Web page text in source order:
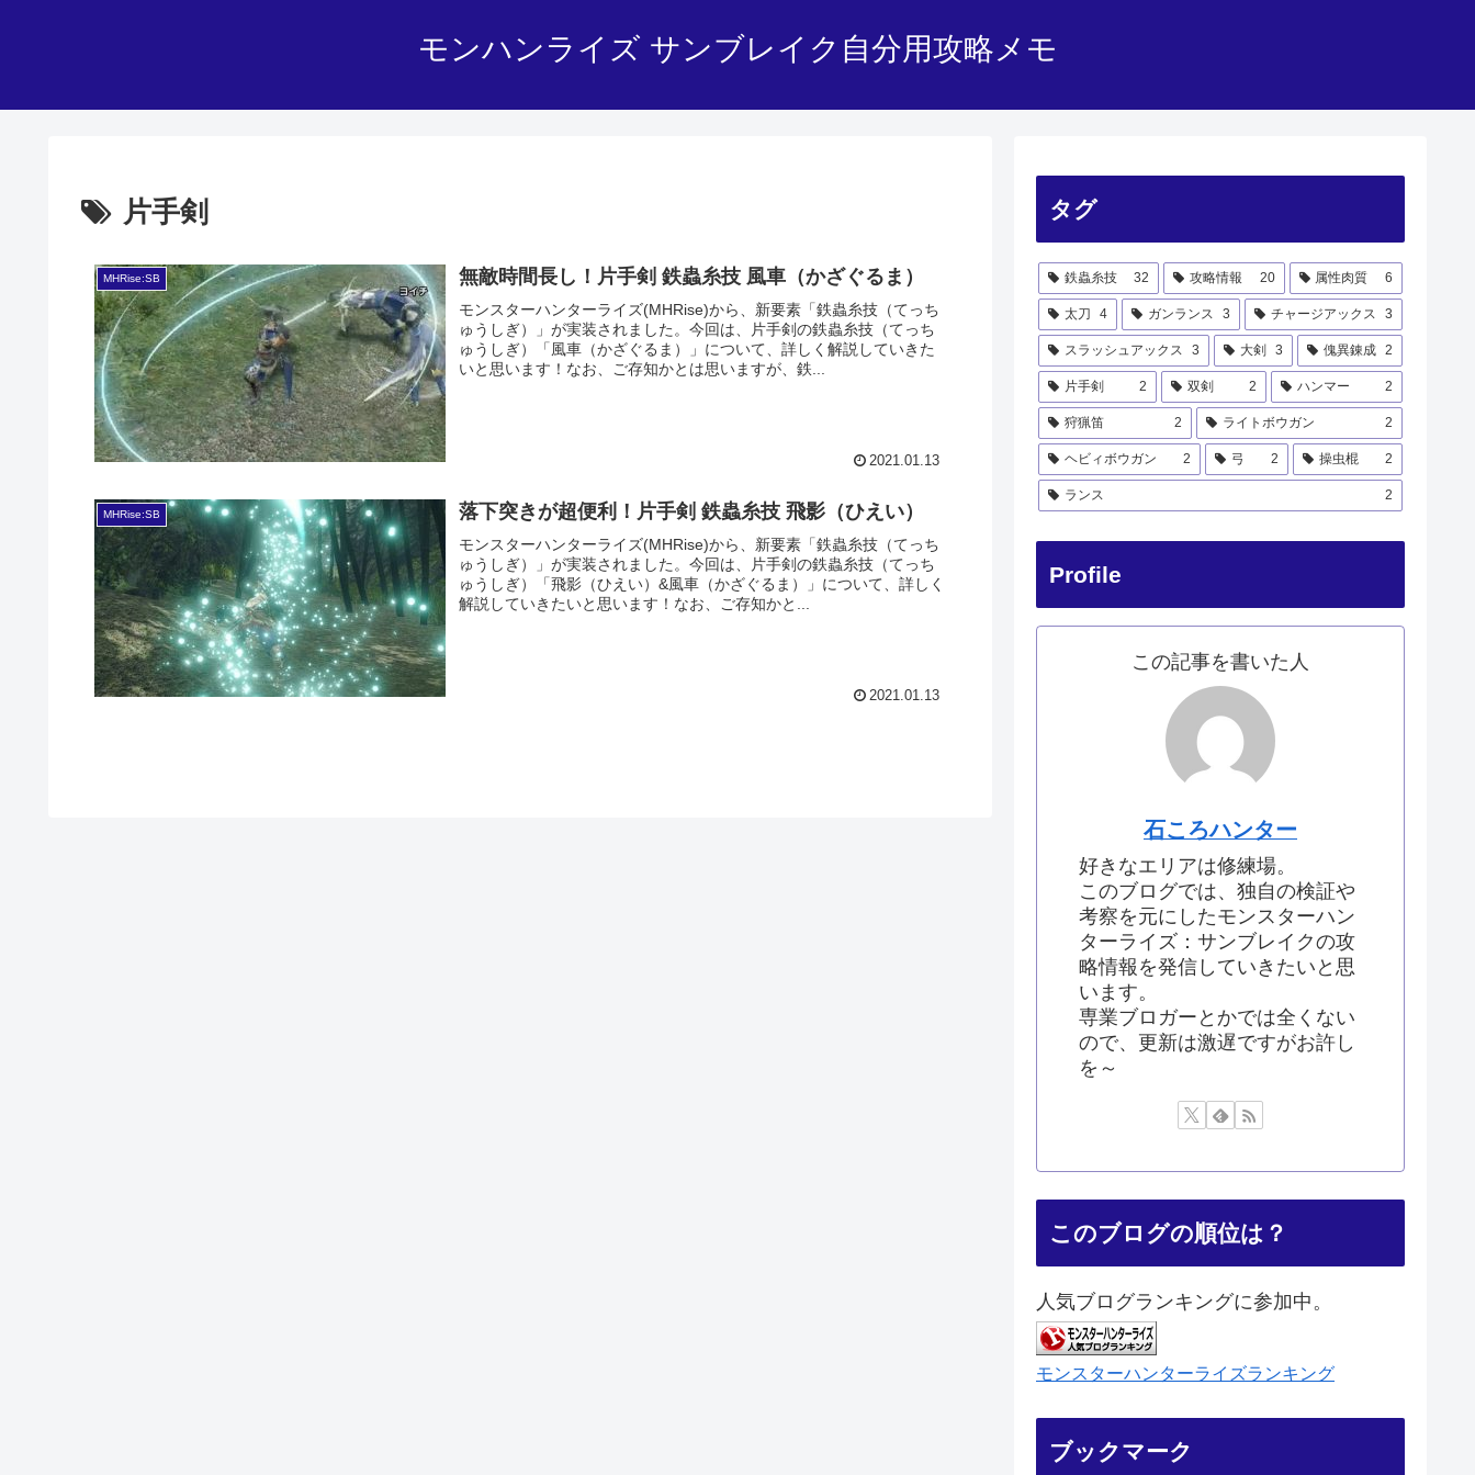
モンハンライズ サンブレイク自分用攻略メモ
片手剣
MHRise:SB 無敵時間長し！片手剣 鉄蟲糸技 風車（かざぐるま）
モンスターハンターライズ(MHRise)から、新要素「鉄蟲糸技（てっち
ゅうしぎ）」が実装されました。今回は、片手剣の鉄蟲糸技（てっち
ゅうしぎ）「風車（かざぐるま）」について、詳しく解説していきた
いと思います！なお、ご存知かとは思いますが、鉄...
2021.01.13
MHRise:SB 落下突きが超便利！片手剣 鉄蟲糸技 飛影（ひえい）
モンスターハンターライズ(MHRise)から、新要素「鉄蟲糸技（てっち
ゅうしぎ）」が実装されました。今回は、片手剣の鉄蟲糸技（てっち
ゅうしぎ）「飛影（ひえい）&風車（かざぐるま）」について、詳しく
解説していきたいと思います！なお、ご存知かと...
2021.01.13
タグ
鉄蟲糸技 32 攻略情報 20 属性肉質 6
太刀 4 ガンランス 3 チャージアックス 3
スラッシュアックス 3 大剣 3 傀異錬成 2
片手剣 2 双剣 2 ハンマー 2
狩猟笛 2 ライトボウガン 2
ヘビィボウガン 2 弓 2 操虫棍 2
ランス 2
Profile
この記事を書いた人
石ころハンター
好きなエリアは修練場。
このブログでは、独自の検証や
考察を元にしたモンスターハン
ターライズ：サンブレイクの攻
略情報を発信していきたいと思
います。
専業ブロガーとかでは全くない
ので、更新は激遅ですがお許し
を～
このブログの順位は？
人気ブログランキングに参加中。
モンスターハンターライズランキング
ブックマーク